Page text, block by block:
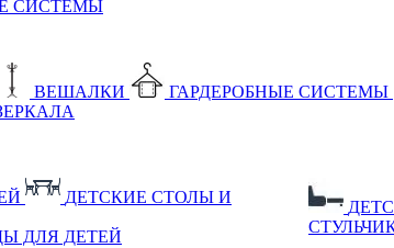
СИСТЕМЫ
ВЕШАЛКИ
ГАРДЕРОБНЫЕ СИСТЕМЫ
ДЕТСКИЕ СТОЛЫ И
ДЛЯ ДЕТЕЙ